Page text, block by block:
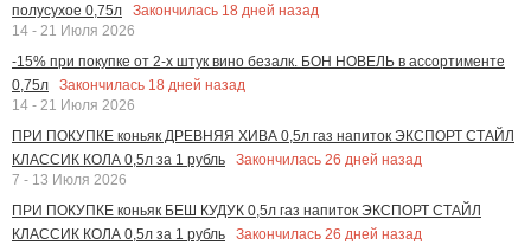
полусухое 0,75л
Закончилась 18 дней назад
14 - 21 Июля 2026
-15% при покупке от 2-х штук вино безалк. БОН НОВЕЛЬ в ассортименте
0,75л
Закончилась 18 дней назад
14 - 21 Июля 2026
ПРИ ПОКУПКЕ коньяк ДРЕВНЯЯ ХИВА 0,5л газ напиток ЭКСПОРТ СТАЙЛ
КЛАССИК КОЛА 0,5л за 1 рубль
Закончилась 26 дней назад
7 - 13 Июля 2026
ПРИ ПОКУПКЕ коньяк БЕШ КУДУК 0,5л газ напиток ЭКСПОРТ СТАЙЛ
КЛАССИК КОЛА 0,5л за 1 рубль
Закончилась 26 дней назад